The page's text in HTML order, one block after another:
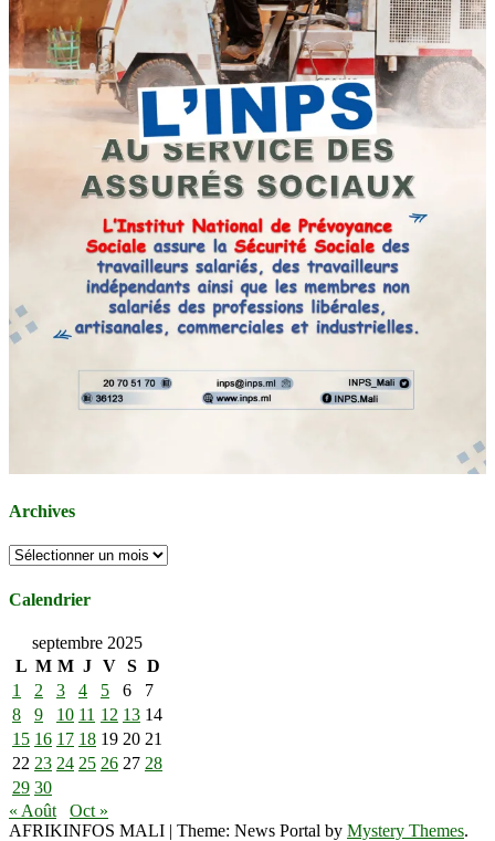
Archives
Archives
Calendrier
septembre 2025
L M M J V S D
1
2 3 4 5 6
7
8
9 10 11 12 13 14
15 16 17 18 19 20 21
22 23 24 25 26 27 28
29 30
« Août
Oct »
AFRIKINFOS MALI | Theme: News Portal by Mystery Themes.